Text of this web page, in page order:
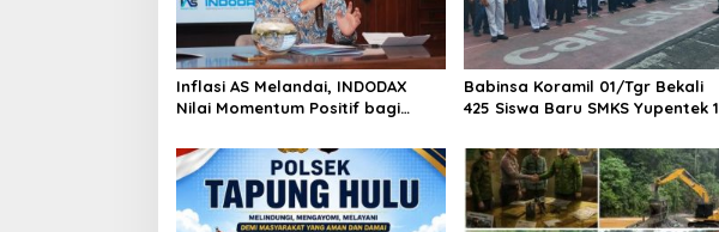
Inflasi AS Melandai, INDODAX
Nilai Momentum Positif bagi
Genesis Day
Babinsa Koramil 01/Tgr Bekali
425 Siswa Baru SMKS Yupentek 1
Kebangsaan